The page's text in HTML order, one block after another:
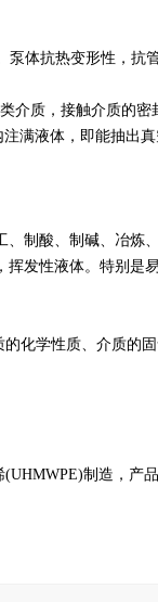
体抗热变形性，抗
介质，接触介质的密
满液体，即能抽出
制酸、制碱、冶炼
发性液体。特别是
化学性质、介质的
制造，产